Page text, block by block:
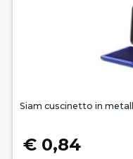
Siam cuscinetto in
€ 0,84